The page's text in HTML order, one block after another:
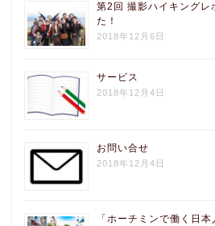
第2回 撮影ハイキングレ
た！
2018年12月6日
サービス
2018年12月4日
お問い合せ
2018年12月4日
「ホーチミンで働く日